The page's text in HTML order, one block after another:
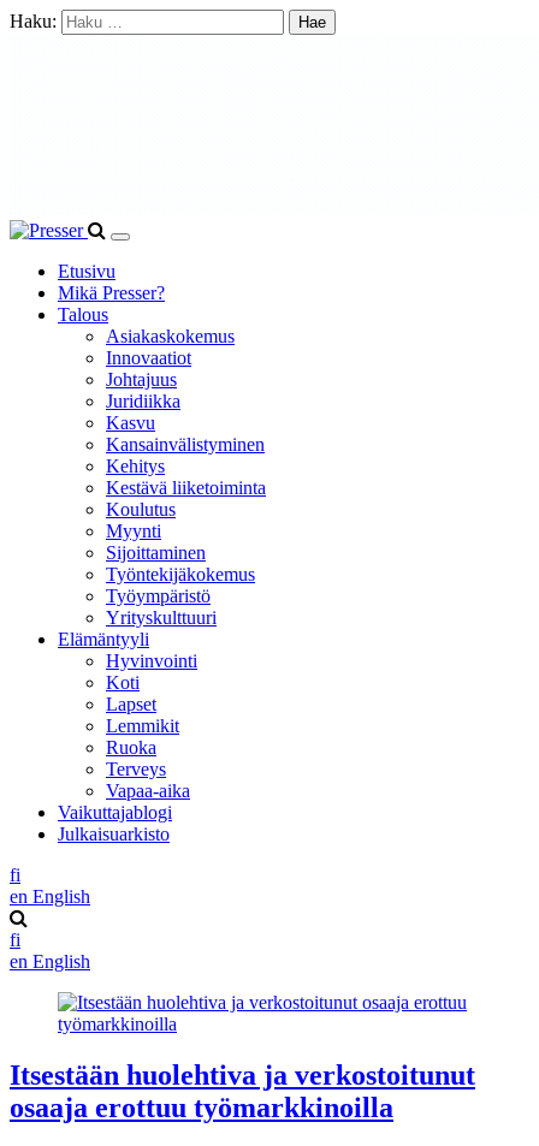
Haku:
Etusivu
Mikä Presser?
Talous
Asiakaskokemus
Innovaatiot
Johtajuus
Juridiikka
Kasvu
Kansainvälistyminen
Kehitys
Kestävä liiketoiminta
Koulutus
Myynti
Sijoittaminen
Työntekijäkokemus
Työympäristö
Yrityskulttuuri
Elämäntyyli
Hyvinvointi
Koti
Lapset
Lemmikit
Ruoka
Terveys
Vapaa-aika
Vaikuttajablogi
Julkaisuarkisto
fi
en English
fi
en English
Itsestään huolehtiva ja verkostoitunut
osaaja erottuu työmarkkinoilla